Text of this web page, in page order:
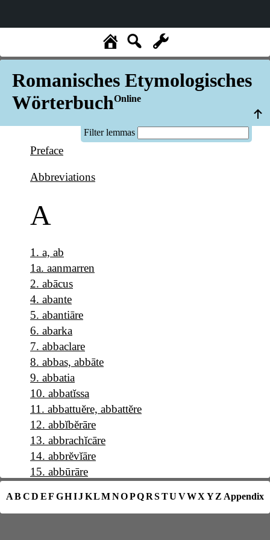
Romanisches Etymologisches
WörterbuchOnline
Filter lemmas
Preface
Abbreviations
A
1 . a, ab
1a. aanmarren
2. abācus
4. abante
5. abantiāre
6. abarka
7. abbaclare
8. abbas, abbāte
9. abbatia
10. abbatĭssa
11 . abbattuĕre, abbattĕre
12. abbĭbĕrāre
13. abbrachĭcāre
14. abbrĕvĭāre
15. abbūrāre
17.abĕllāna
A BCD EF GHIJKL MNOPQRSTU VWX YZ Appendix